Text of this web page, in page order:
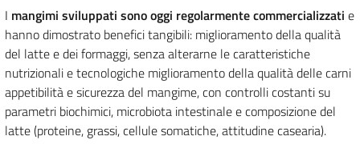
I mangimi sviluppati sono oggi regolarmente commercializzati e
hanno dimostrato benefici tangibili: miglioramento della qualità
del latte e dei formaggi, senza alterarne le caratteristiche
nutrizionali e tecnologiche miglioramento della qualità delle carni
appetibilità e sicurezza del mangime, con controlli costanti su
parametri biochimici, microbiota intestinale e composizione del
latte (proteine, grassi, cellule somatiche, attitudine casearia).